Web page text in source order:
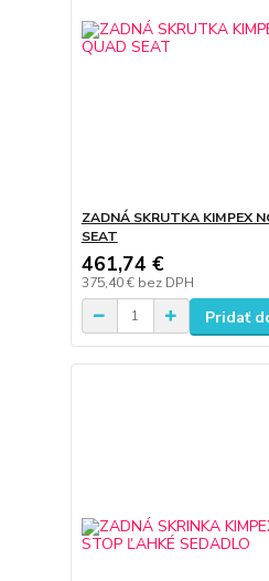
ZADNÁ SKRUTKA KIMPEX
SEAT
461,74 €
375,40 € bez DPH
Pridať